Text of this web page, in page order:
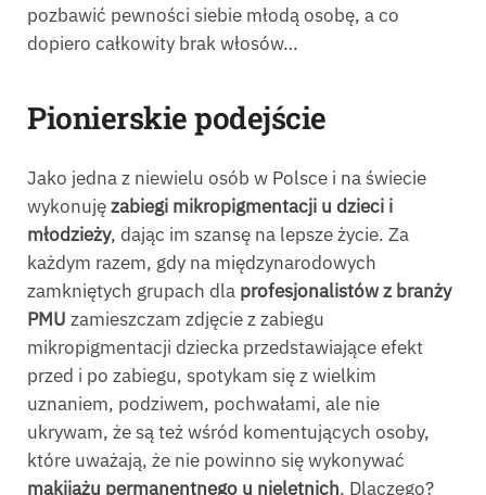
pozbawić pewności siebie młodą osobę, a co
dopiero całkowity brak włosów…
Pionierskie podejście
Jako jedna z niewielu osób w Polsce i na świecie
wykonujęzabiegi mikropigmentacji u dzieci i
młodzieży, dając im szansę na lepsze życie. Za
każdym razem, gdy na międzynarodowych
zamkniętych grupach dla profesjonalistów z branży
PMU zamieszczam zdjęcie z zabiegu
mikropigmentacji dziecka przedstawiające efekt
przed i po zabiegu, spotykam się z wielkim
uznaniem, podziwem, pochwałami, ale nie
ukrywam, że są też wśród komentujących osoby,
które uważają, że nie powinno się wykonywać
makijażu permanentnego u nieletnich. Dlaczego?